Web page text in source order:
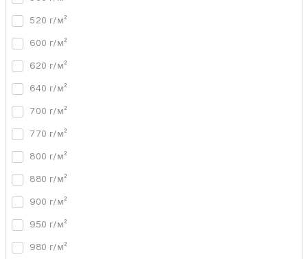
520 г/м²
600 г/м²
620 г/м²
640 г/м²
700 г/м²
770 г/м²
800 г/м²
880 г/м²
900 г/м²
950 г/м²
980 г/м²